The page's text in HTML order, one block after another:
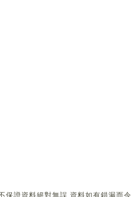
證資料絕對無誤,資料如有錯漏而